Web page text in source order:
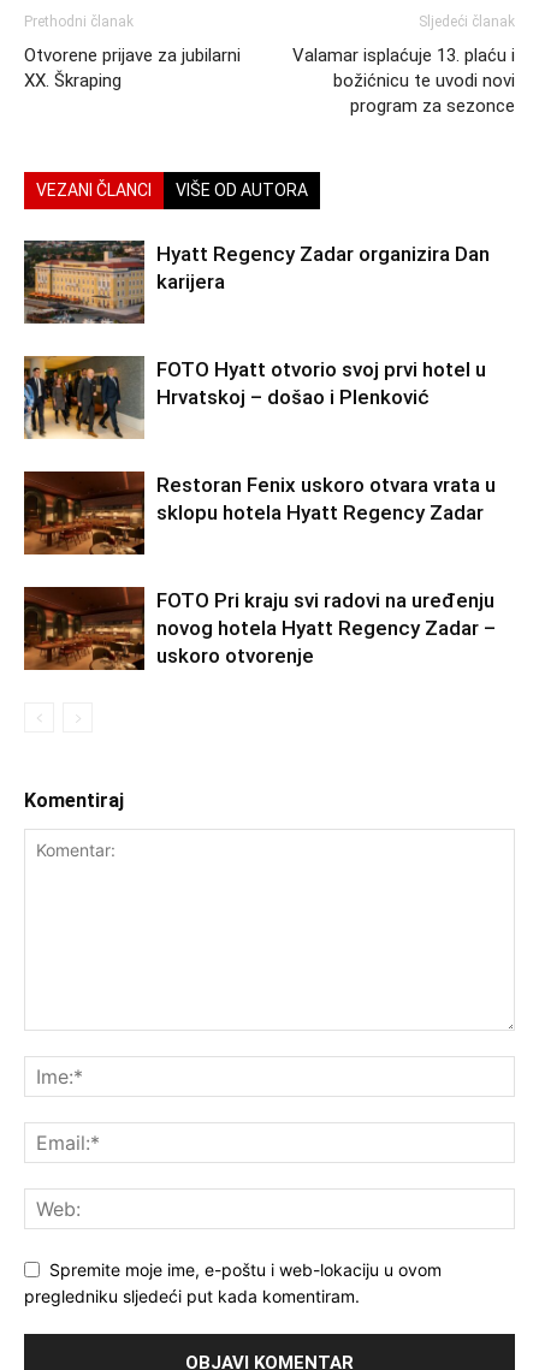
Prethodni članak
Otvorene prijave za jubilarni
XX. Škraping
Sljedeći članak
Valamar isplaćuje 13. plaću i
božićnicu te uvodi novi
program za sezonce
VEZANI ČLANCI VIŠE OD AUTORA
Hyatt Regency Zadar organizira Dan
karijera
FOTO Hyatt otvorio svoj prvi hotel u
Hrvatskoj – došao i Plenković
Restoran Fenix uskoro otvara vrata u
sklopu hotela Hyatt Regency Zadar
FOTO Pri kraju svi radovi na uređenju
novog hotela Hyatt Regency Zadar –
uskoro otvorenje
Komentiraj
Spremite moje ime, e-poštu i web-lokaciju u ovom
pregledniku sljedeći put kada komentiram.